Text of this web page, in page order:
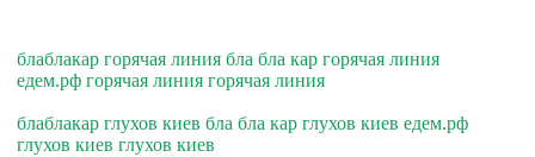
блаблакар горячая линия бла бла кар горячая линия
едем.рф горячая линия горячая линия
блаблакар глухов киев бла бла кар глухов киев едем.рф
глухов киев глухов киев